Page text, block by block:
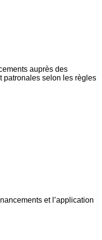
auprès des
patronales selon les règles
et l’application